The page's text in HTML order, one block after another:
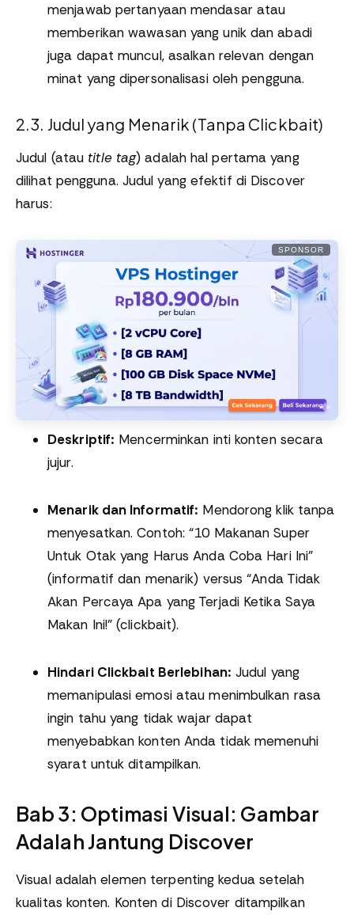
menjawab pertanyaan mendasar atau
memberikan wawasan yang unik dan abadi
juga dapat muncul, asalkan relevan dengan
minat yang dipersonalisasi oleh pengguna.
2.3. Judul yang Menarik (Tanpa Clickbait)
Judul (atau title tag) adalah hal pertama yang
dilihat pengguna. Judul yang efektif di Discover
harus:
SPONSOR
Deskriptif: Mencerminkan inti konten secara
jujur.
Menarik dan Informatif: Mendorong klik tanpa
menyesatkan. Contoh: “10 Makanan Super
Untuk Otak yang Harus Anda Coba Hari Ini”
(informatif dan menarik) versus “Anda Tidak
Akan Percaya Apa yang Terjadi Ketika Saya
Makan Ini!” (clickbait).
Hindari Clickbait Berlebihan: Judul yang
memanipulasi emosi atau menimbulkan rasa
ingin tahu yang tidak wajar dapat
menyebabkan konten Anda tidak memenuhi
syarat untuk ditampilkan.
Bab 3: Optimasi Visual: Gambar
Adalah Jantung Discover
Visual adalah elemen terpenting kedua setelah
kualitas konten. Konten di Discover ditampilkan